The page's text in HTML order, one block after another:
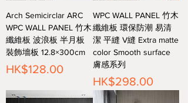
Arch Semicirclar ARC
WPC WALL PANEL 竹木
纖維板 波浪板 半月板
裝飾墻板 12.8×300cm
價格
HK$128.00
WPC WALL PANEL 竹木
纖維板 環保防潮 易清
潔 平縫 V縫 Extra matte
color Smooth surface
膚感系列
價格
HK$298.00